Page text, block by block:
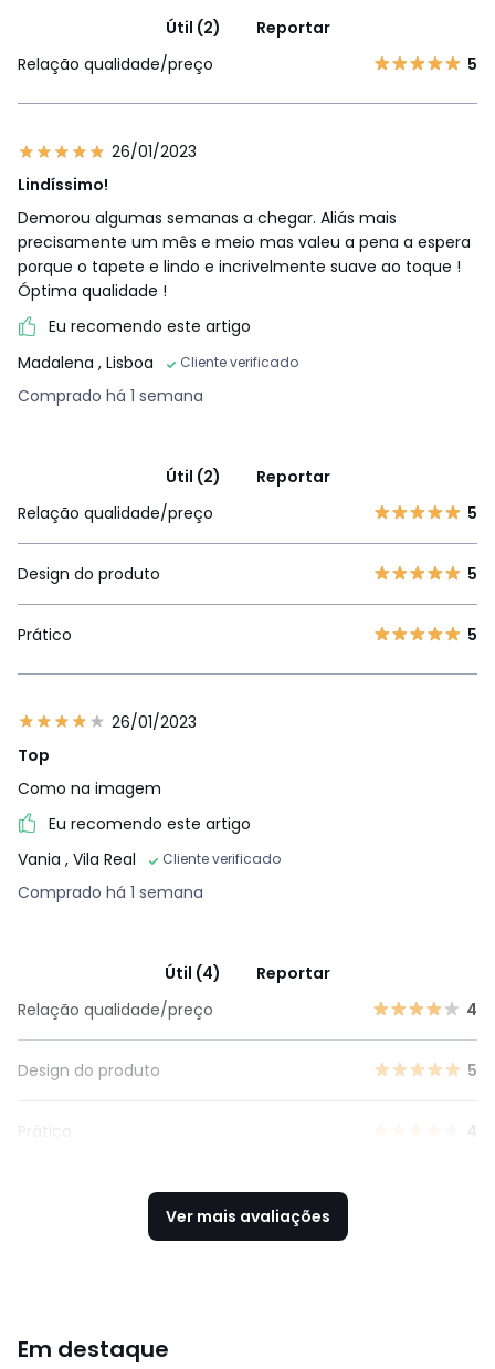
Útil (2)
Reportar
Relação qualidade/preço
5
26/01/2023
Lindíssimo!
Demorou algumas semanas a chegar. Aliás mais
precisamente um mês e meio mas valeu a pena a espera
porque o tapete e lindo e incrivelmente suave ao toque !
Óptima qualidade !
Eu recomendo este artigo
Madalena , Lisboa Cliente verificado
Comprado há 1 semana
Útil (2)
Reportar
Relação qualidade/preço
5
Design do produto 5
Prático 5
26/01/2023
Top
Como na imagem
Eu recomendo este artigo
Vania , Vila Real Cliente verificado
Comprado há 1 semana
Útil (4)
Reportar
Relação qualidade/preço
4
Design do produto 5
Prático 4
Ver mais avaliações
Em destaque